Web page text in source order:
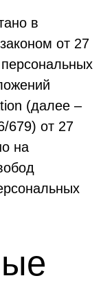
в
от 27
(далее –
679) от 27
на